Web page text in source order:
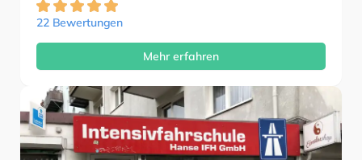
22 Bewertungen
Mehr erfahren